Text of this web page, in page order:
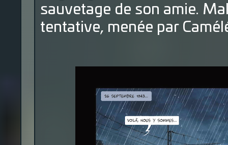
sauvetage de son amie.
tentative, menée par